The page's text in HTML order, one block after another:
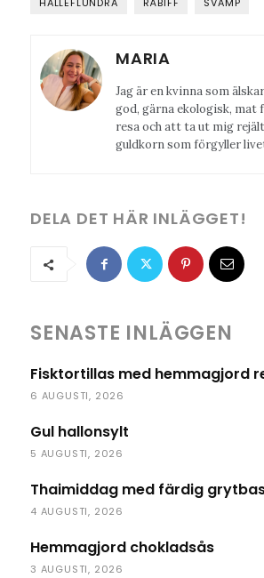
HÄLLEFLUNDRA
RÅBIFF SVAMP
MARIA
Jag är en kvinna som
god, gärna ekologisk, mat
resa och att ta ut mig
guldkorn som förgyller
DELA DET HÄR INLÄGGET!
SENASTE INLÄGGEN
Fisktortillas med hemmagjord
6 AUGUSTI, 2026
Gul hallonsylt
5 AUGUSTI, 2026
Thaimiddag med färdig
4 AUGUSTI, 2026
Hemmagjord chokladsås
3 AUGUSTI, 2026